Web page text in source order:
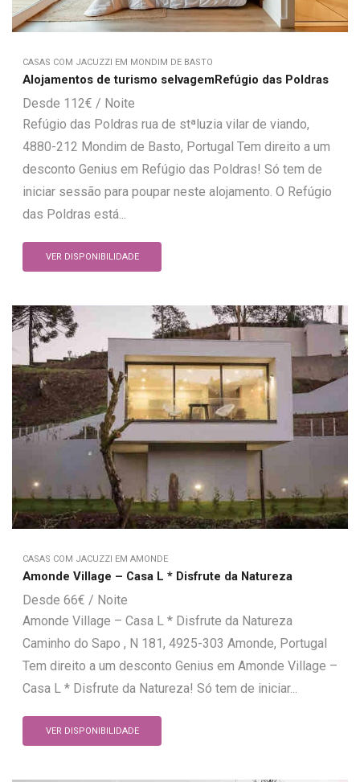
CASAS COM JACUZZI EM MONDIM DE BASTO
Alojamentos de turismo selvagemRefúgio das Poldras
112€
Refúgio das Poldras rua de stªluzia vilar de viando,
4880-212 Mondim de Basto, Portugal Tem direito a um
desconto Genius em Refúgio das Poldras! Só tem de
iniciar sessão para poupar neste alojamento. O Refúgio
das Poldras está...
VER DISPONIBILIDADE
CASAS COM JACUZZI EM AMONDE
Amonde Village – Casa L * Disfrute da Natureza
66€
Amonde Village – Casa L * Disfrute da Natureza
Caminho do Sapo , N 181, 4925-303 Amonde, Portugal
Tem direito a um desconto Genius em Amonde Village –
Casa L * Disfrute da Natureza! Só tem de iniciar...
VER DISPONIBILIDADE